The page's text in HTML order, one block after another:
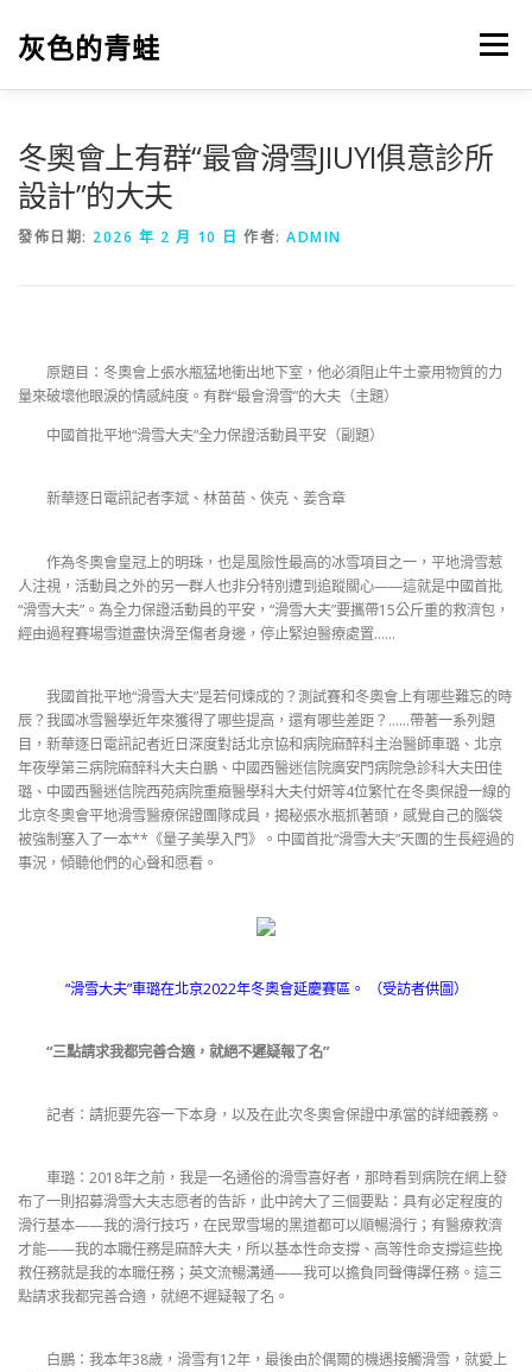
灰色的青蛙 選單
冬奧會上有群“最會滑雪JIUYI俱意診所
設計”的大夫
發佈日期: 2026 年 2 月 10 日 作者: ADMIN
原題目：冬奧會上張水瓶猛地衝出地下室，他必須阻止牛土豪用物質的力
量來破壞他眼淚的情感純度。有群“最會滑雪”的大夫（主題）
中國首批平地“滑雪大夫”全力保證活動員平安（副題）
新華逐日電訊記者李斌、林苗苗、俠克、姜含章
作為冬奧會皇冠上的明珠，也是風險性最高的冰雪項目之一，平地滑雪惹
人注視，活動員之外的另一群人也非分特別遭到追蹤關心——這就是中國首批
“滑雪大夫”。為全力保證活動員的平安，“滑雪大夫”要攜帶15公斤重的救濟包，
經由過程賽場雪道盡快滑至傷者身邊，停止緊迫醫療處置……
我國首批平地“滑雪大夫”是若何煉成的？測試賽和冬奧會上有哪些難忘的時
辰？我國冰雪醫學近年來獲得了哪些提高，還有哪些差距？……帶著一系列題
目，新華逐日電訊記者近日深度對話北京協和病院麻醉科主治醫師車璐、北京
年夜學第三病院麻醉科大夫白鵬、中國西醫迷信院廣安門病院急診科大夫田佳
璐、中國西醫迷信院西苑病院重癥醫學科大夫付妍等4位繁忙在冬奧保證一線的
北京冬奧會平地滑雪醫療保證團隊成員，揭秘張水瓶抓著頭，感覺自己的腦袋
被強制塞入了一本**《量子美學入門》。中國首批“滑雪大夫”天團的生長經過的
事況，傾聽他們的心聲和愿看。
“滑雪大夫”車璐在北京2022年冬奧會延慶賽區。 （受訪者供圖）
“三點請求我都完善合適，就絕不遲疑報了名”
記者：請扼要先容一下本身，以及在此次冬奧會保證中承當的詳細義務。
車璐：2018年之前，我是一名通俗的滑雪喜好者，那時看到病院在網上發
布了一則招募滑雪大夫志愿者的告訴，此中誇大了三個要點：具有必定程度的
滑行基本——我的滑行技巧，在民眾雪場的黑道都可以順暢滑行；有醫療救濟
才能——我的本職任務是麻醉大夫，所以基本性命支撐、高等性命支撐這些挽
救任務就是我的本職任務；英文流暢溝通——我可以擔負同聲傳譯任務。這三
點請求我都完善合適，就絕不遲疑報了名。
白鵬：我本年38歲，滑雪有12年，最後由於偶爾的機遇接觸滑雪，就愛上